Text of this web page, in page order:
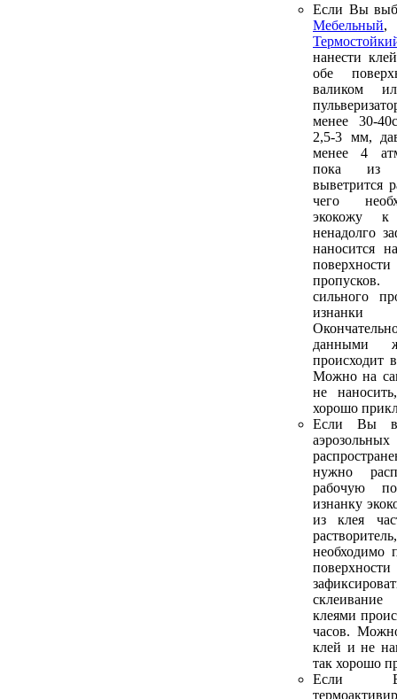
Если Вы
Мебельный,
нанести
обе
валиком
менее 30-
2,5-3 мм,
менее 4
пока из
выветрится
чего
экокожу к
ненадолго
наносится
сильного
данными
происходит
Можно на
не
хорошо
Если Вы
нужно
рабочую
изнанку
из клея
необходимо
клеями
часов.
клей и не
так хорошо
Если